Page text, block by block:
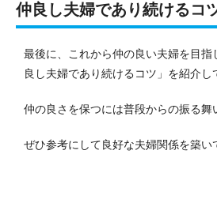
仲良し夫婦であり続けるコ
最後に、これから仲の良い夫婦を目指
良し夫婦であり続けるコツ」を紹介し
仲の良さを保つには普段からの振る舞
ぜひ参考にして良好な夫婦関係を築い